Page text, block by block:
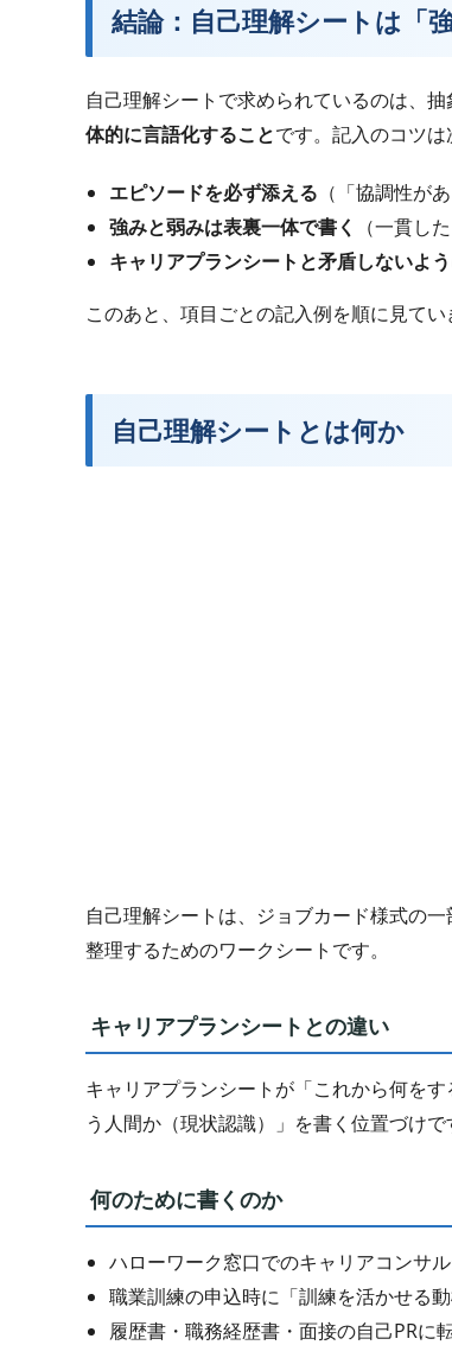
結論：自己理解シートは「
自己理解シートで求められているのは、抽
体的に言語化することです。記入のコツは
エピソードを必ず添える （「協調性が
強みと弱みは表裏一体で書く
（一貫し
キャリアプランシートと矛盾しないよ
このあと、項目ごとの記入例を順に見てい
自己理解シートとは何か
自己理解シートは、ジョブカード様式の
整理するためのワークシートです。
キャリアプランシートとの違い
キャリアプランシートが「これから何を
う人間か（現状認識）」を書く位置づけ
何のために書くのか
ハローワーク窓口でのキャリアコンサ
職業訓練の申込時に「訓練を活かせる
履歴書・職務経歴書・面接の自己PRに